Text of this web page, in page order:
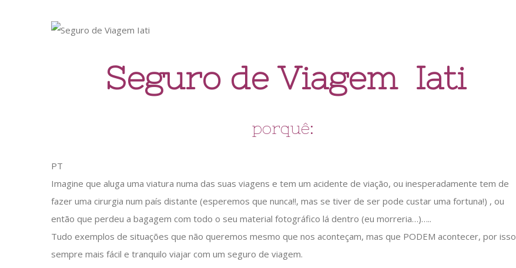
Seguro de Viagem Iati
porquê:
PT
Imagine que aluga uma viatura numa das suas viagens e tem um acidente de viação, ou inesperadamente tem de
fazer uma cirurgia num país distante (esperemos que nunca!!, mas se tiver de ser pode custar uma fortuna!) , ou
então que perdeu a bagagem com todo o seu material fotográfico lá dentro (eu morreria…)…..
Tudo exemplos de situações que não queremos mesmo que nos aconteçam, mas que PODEM acontecer, por isso
sempre mais fácil e tranquilo viajar com um seguro de viagem.